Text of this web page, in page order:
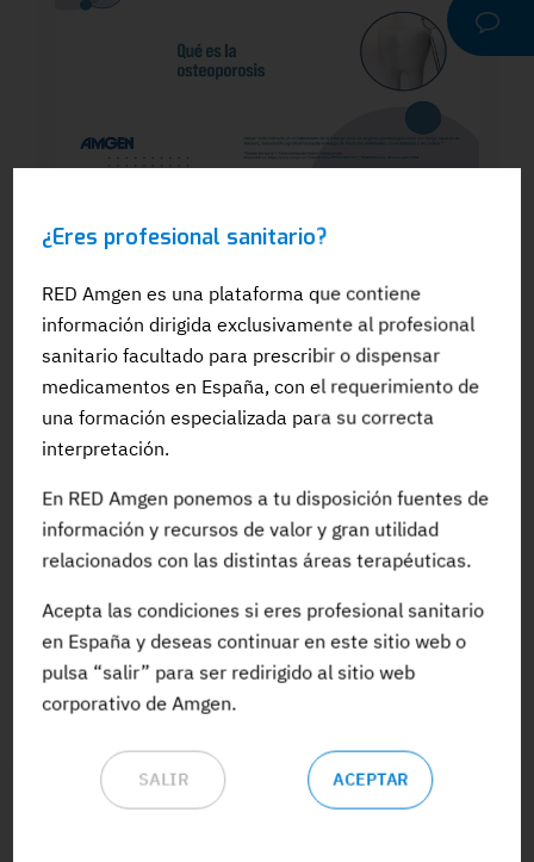
¿Eres profesional sanitario?
RED Amgen es una plataforma que contiene
información dirigida exclusivamente al profesional
sanitario facultado para prescribir o dispensar
medicamentos en España, con el requerimiento de
una formación especializada para su correcta
interpretación.
En RED Amgen ponemos a tu disposición fuentes de
información y recursos de valor y gran utilidad
relacionados con las distintas áreas terapéuticas.
Acepta las condiciones si eres profesional sanitario
en España y deseas continuar en este sitio web o
pulsa “salir” para ser redirigido al sitio web
corporativo de Amgen.
SALIR ACEPTAR
Dra. Silvia González: El papel del
pacientes en tratamiento para la OP: Qué
es la osteoporosis
ACCEDE A TODA LA FORMACIÓN